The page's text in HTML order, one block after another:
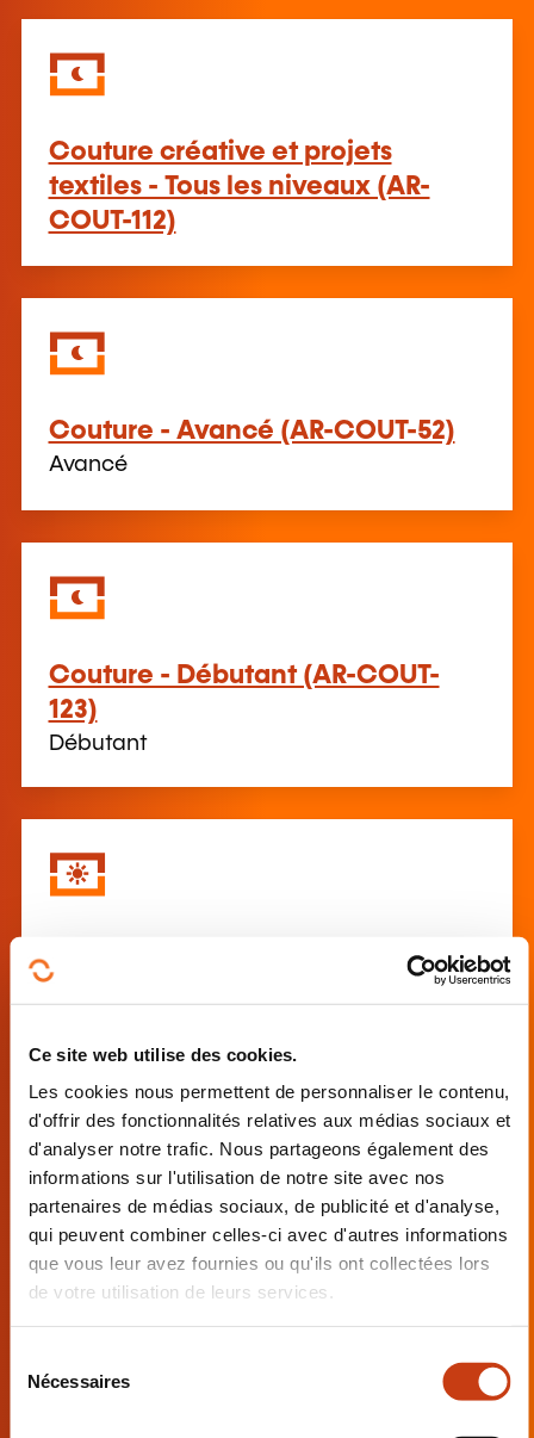
Ce site web utilise des cookies.
Les cookies nous permettent de personnaliser le contenu,
d'offrir des fonctionnalités relatives aux médias sociaux et
d'analyser notre trafic. Nous partageons également des
informations sur l'utilisation de notre site avec nos
partenaires de médias sociaux, de publicité et d'analyse,
qui peuvent combiner celles-ci avec d'autres informations
que vous leur avez fournies ou qu'ils ont collectées lors
de votre utilisation de leurs services.
Nécessaires
Couture créative et projets
textiles - Tous les niveaux (AR-
COUT-112)
Couture - Avancé (AR-COUT-52)
Avancé
Couture - Débutant (AR-COUT-
123)
Débutant
Grundlagenkurs 1: technische
Verarbeitung im
(2026_2301L)
Cours de l'art de la Couture -
Intermédiaire (AR-COUT-68)
Intermédiaire